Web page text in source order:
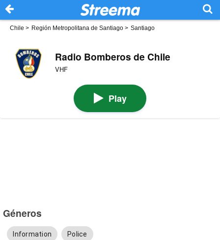
Chile > Región Metropolitana de Santiago > Santiago
Radio Bomberos de Chile
VHF
Play
Géneros
Information Police